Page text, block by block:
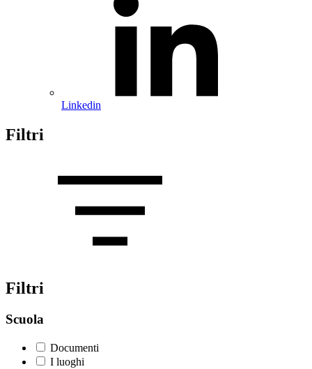
Linkedin
Filtri
Filtri
Scuola
Documenti
I luoghi